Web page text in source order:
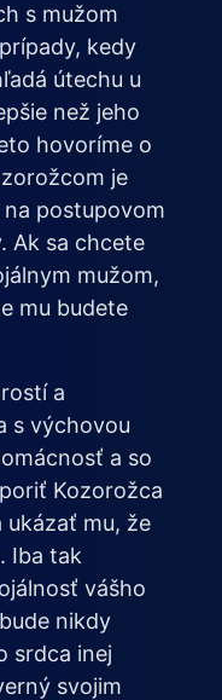
s mužom
kedy
útechu u
než jeho
hovoríme o
je
postupovom
Ak sa chcete
mužom,
mu budete
a
s výchovou
a so
Kozorožca
mu, že
Iba tak
vášho
nikdy
srdca inej
svojim